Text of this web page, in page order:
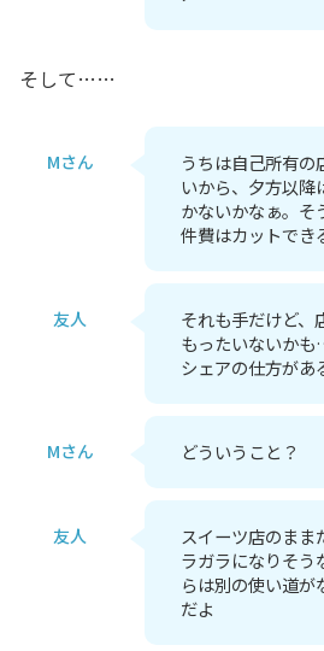
そして……
Mさん
うちは自己所有の
いから、夕方以降
かないかなぁ。そ
件費はカットで
友人
それも手だけど、
もったいないか
シェアの仕方があ
Mさん どういうこと？
友人
スイーツ店のま
ラガラになりそう
らは別の使い道が
だよ